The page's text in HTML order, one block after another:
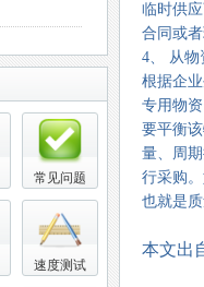
常见问题
速度测试
临时供
合同或
4、 从物
根据企
专用物
要平衡
量、周
行采购
也就是
本文出